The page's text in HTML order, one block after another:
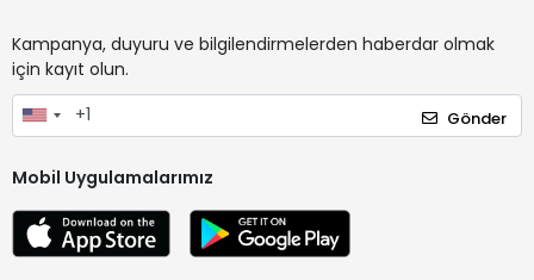
Kampanya, duyuru ve bilgilendirmelerden haberdar olmak
için kayıt olun.
Gönder
Mobil Uygulamalarımız